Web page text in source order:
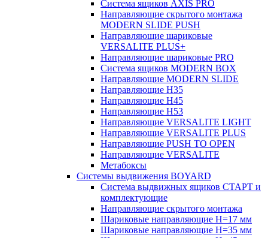
Система ящиков AXIS PRO
Направляющие скрытого монтажа
MODERN SLIDE PUSH
Направляющие шариковые
VERSALITE PLUS+
Направляющие шариковые PRO
Система ящиков MODERN BOX
Направляющие MODERN SLIDE
Направляющие H35
Направляющие H45
Направляющие H53
Направляющие VERSALITE LIGHT
Направляющие VERSALITE PLUS
Направляющие PUSH TO OPEN
Направляющие VERSALITE
Метабоксы
Системы выдвижения BOYARD
Система выдвижных ящиков СТАРТ и
комплектующие
Направляющие скрытого монтажа
Шариковые направляющие H=17 мм
Шариковые направляющие H=35 мм